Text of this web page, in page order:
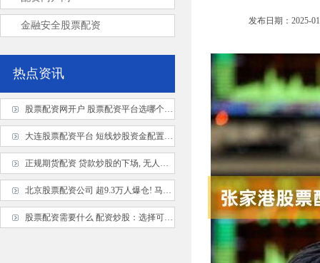
发布日期：2025-
金融安全股票配资
热点资讯
股票配资网开户 股票配资平台选哪个？资深玩家教你避坑
大连股票配资平台 短线炒股资金配置策略：精准出击，高效获利
正规期货配资 贷款炒股的下场, 无人诉说
北京股票配资公司 超9.3万人爆仓! 马斯克, 突传大消息!
股票配资需要什么 配资炒股：选择可靠交易网站，开启财富之旅